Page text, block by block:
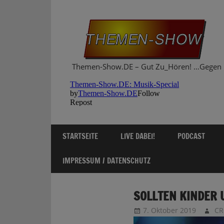
Themen-Show.DE – Gut Zu_Hören!
STARTSEITE LIVE DABEI! PODCAST
IMPRESSUM / DATENSCHUTZ
SOLLTEN KINDER
7. Oktober 2019